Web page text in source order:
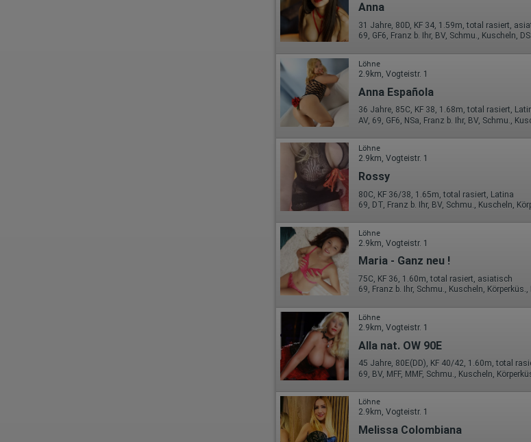
Anna
31 Jahre, 80D, KF 34, 1.59m, total rasiert,
69, GF6, Franz b. Ihr, BV, Schmu., Kuscheln,
Löhne
2.9km, Vogteistr. 1
Anna Española
36 Jahre, 85C, KF 38, 1.68m, total rasiert,
AV, 69, GF6, NSa, Franz b. Ihr, BV, Schmu.,
Löhne
2.9km, Vogteistr. 1
Rossy
80C, KF 36/38, 1.65m, total rasiert, Latina
69, DT, Franz b. Ihr, BV, Schmu., Kuscheln,
Löhne
2.9km, Vogteistr. 1
Maria - Ganz neu !
75C, KF 36, 1.60m, total rasiert, asiatisch
69, Franz b. Ihr, Schmu., Kuscheln, Körperküs.,
Löhne
2.9km, Vogteistr. 1
Alla nat. OW 90E
45 Jahre, 80E(DD), KF 40/42, 1.60m, total
69, BV, MFF, MMF, Schmu., Kuscheln,
Löhne
2.9km, Vogteistr. 1
Melissa Colombiana